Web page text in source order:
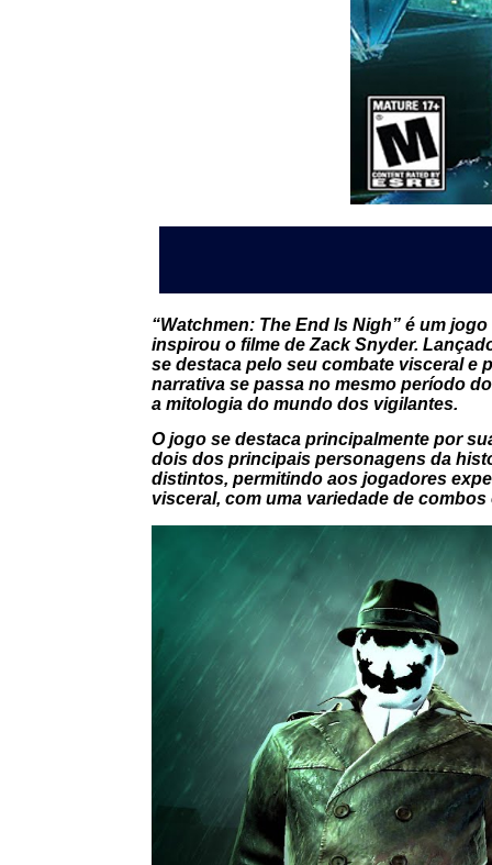
“Watchmen: The End Is Nigh” é um
inspirou o filme de Zack Snyder.
se destaca pelo seu combate visceral e
narrativa se passa no mesmo período
a mitologia do mundo dos vigilantes.
O jogo se destaca principalmente por
dois dos principais personagens da
distintos, permitindo aos jogadores
visceral, com uma variedade de